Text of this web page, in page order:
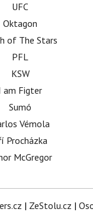
UFC
Oktagon
of The Stars
PFL
KSW
am Figter
Sumó
Vémola
Procházka
McGregor
| ZeStolu.cz |